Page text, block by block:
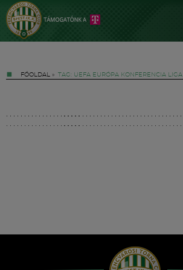
FŐOLDAL » TAG: UEFA EURÓPA KONFERENCIA LIGA
Hírek